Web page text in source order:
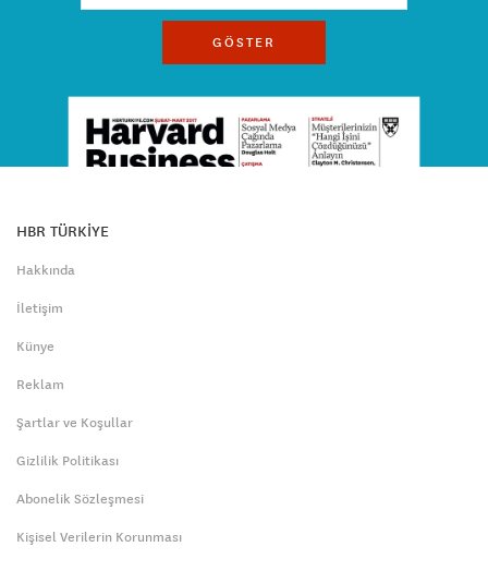
GÖSTER
HBR TÜRKİYE
Hakkında
İletişim
Künye
Reklam
Şartlar ve Koşullar
Gizlilik Politikası
Abonelik Sözleşmesi
Kişisel Verilerin Korunması